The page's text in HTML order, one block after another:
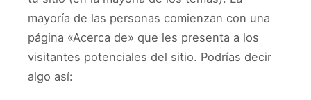
mayoría de las personas comienzan con una
página «Acerca de» que les presenta a los
visitantes potenciales del sitio. Podrías decir
algo así: